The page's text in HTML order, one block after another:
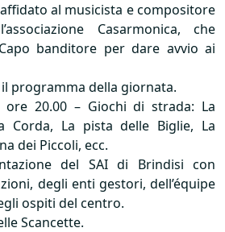
al musicista e compositore
Casarmonica, che
banditore per dare avvio ai
programma della giornata.
ore 20.00 – Giochi di strada: La
La pista delle Biglie, La
dei Piccoli, ecc.
del SAIdi Brindisi con
degli enti gestori, dell’équipe
ospiti del centro.
Scancette.